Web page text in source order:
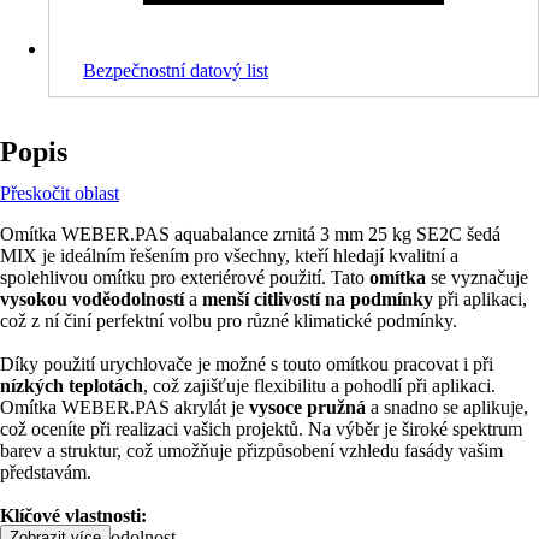
Bezpečnostní datový list
Popis
Přeskočit oblast
Omítka WEBER.PAS aquabalance zrnitá 3 mm 25 kg SE2C šedá
MIX je ideálním řešením pro všechny, kteří hledají kvalitní a
spolehlivou omítku pro exteriérové použití. Tato omítka se vyznačuje
vysokou voděodolnostía menší citlivostí na podmínky při aplikaci,
což z ní činí perfektní volbu pro různé klimatické podmínky.
Díky použití urychlovače je možné s touto omítkou pracovat i při
nízkých teplotách, což zajišťuje flexibilitu a pohodlí při aplikaci.
Omítka WEBER.PAS akrylát je vysoce pružná a snadno se aplikuje,
což oceníte při realizaci vašich projektů. Na výběr je široké spektrum
barev a struktur, což umožňuje přizpůsobení vzhledu fasády vašim
představám.
Klíčové vlastnosti: